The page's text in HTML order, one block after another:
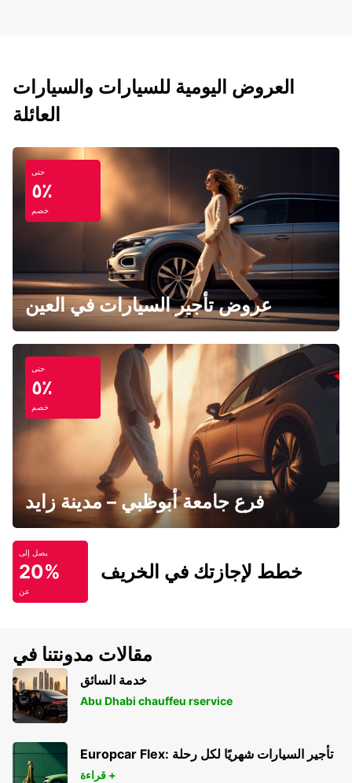
العروض اليومية للسيارات والسيارات
العائلة
حتى
٥٪
خصم
عروض تأجير السيارات في العين
حتى
٥٪
خصم
فرع جامعة أبوظبي – مدينة زايد
يصل إلى
20%
عن
خطط لإجازتك في الخريف
مقالات مدونتنا في
خدمة السائق
Abu Dhabi chauffeu rservice
Europcar Flex: تأجير السيارات شهريًا لكل رحلة
قراءة +